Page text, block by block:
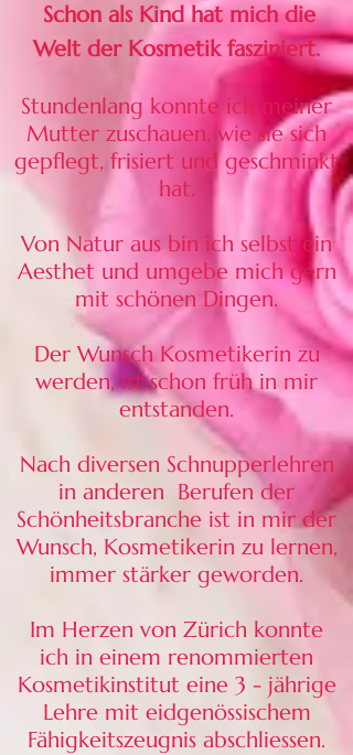
Schon als Kind hat mich die
Welt der Kosmetik fasziniert.
Stundenlang konnte ich meiner
Mutter zuschauen, wie sie sich
gepflegt, frisiert und geschminkt
hat.
Von Natur aus bin ich selbst ein
Aesthet und umgebe mich gern
mit schönen Dingen.
Der Wunsch Kosmetikerin zu
werden, ist schon früh in mir
entstanden.
Nach diversen Schnupperlehren
in anderen Berufen der
Schönheitsbranche ist in mir der
Wunsch, Kosmetikerin zu lernen,
immer stärker geworden.
Im Herzen von Zürich konnte
ich in einem renommierten
Kosmetikinstitut eine 3 - jährige
Lehre mit eidgenössischem
Fähigkeitszeugnis abschliessen.